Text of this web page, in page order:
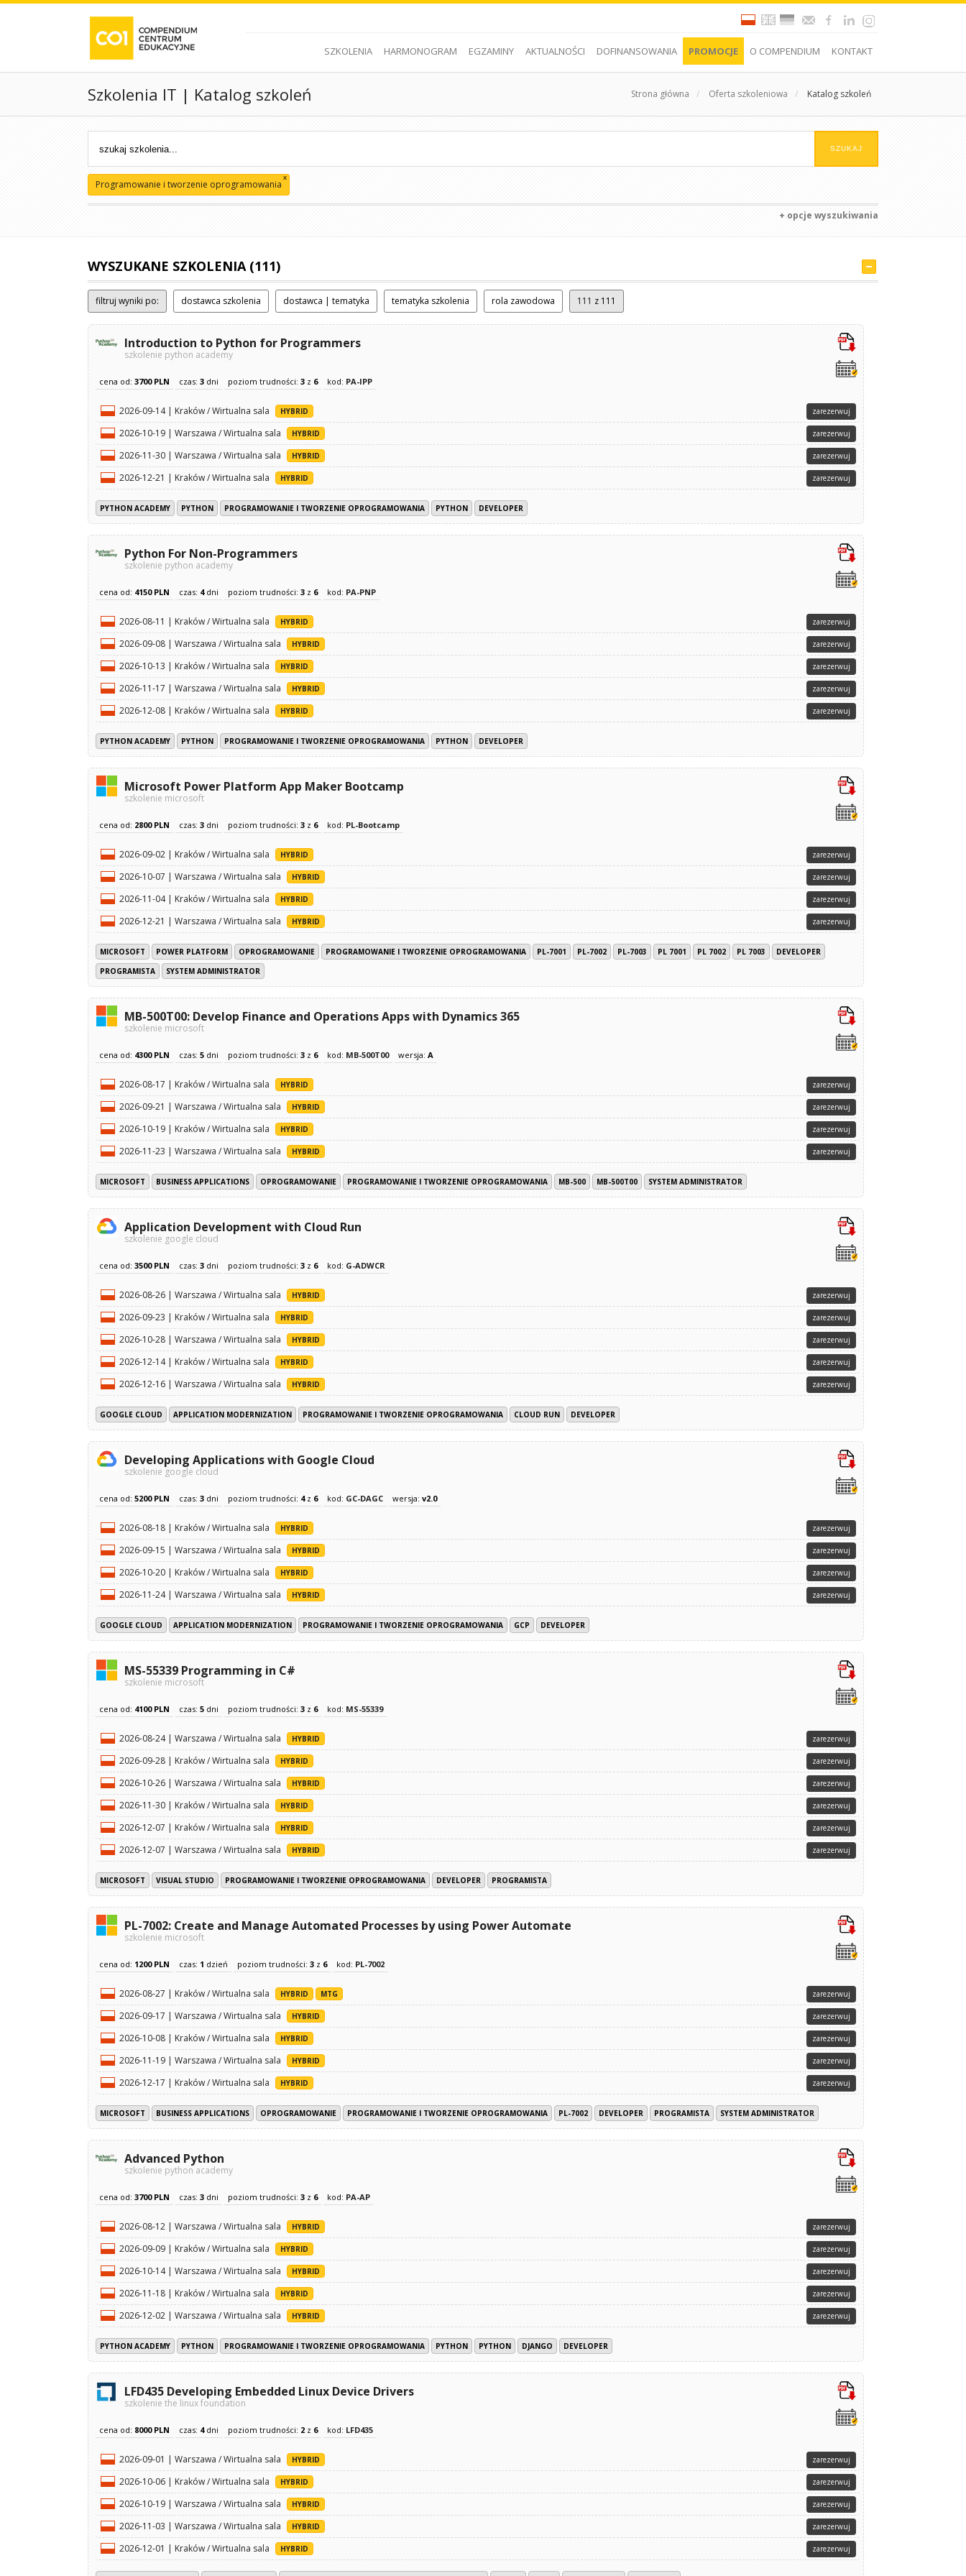
SZKOLENIA HARMONOGRAM EGZAMINY AKTUALNOŚCI DOFINANSOWANIA PROMOCJE O COMPENDIUM KONTAKT
Szkolenia IT | Katalog szkoleń Strona główna / Oferta szkoleniowa / Katalog szkoleń
Programowanie i tworzenie oprogramowania
x
+ opcje wyszukiwania
WYSZUKANE SZKOLENIA (111)
filtruj wyniki po: dostawca szkolenia dostawca | tematyka tematyka szkolenia rola zawodowa 111 z 111
Introduction to Python for Programmers
szkolenie python academy
cena od: 3700 PLN czas: 3 dni poziom trudności: 3 z 6 kod: PA-IPP
2026-09-14 | Kraków / Wirtualna sala HYBRID zarezerwuj
2026-10-19 | Warszawa / Wirtualna sala HYBRID zarezerwuj
2026-11-30 | Warszawa / Wirtualna sala HYBRID zarezerwuj
2026-12-21 | Kraków / Wirtualna sala HYBRID zarezerwuj
PYTHON ACADEMY PYTHON PROGRAMOWANIE I TWORZENIE OPROGRAMOWANIA PYTHON DEVELOPER
Python For Non-Programmers
szkolenie python academy
cena od: 4150 PLN czas: 4dni poziom trudności: 3 z 6 kod: PA-PNP
2026-08-11 | Kraków / Wirtualna sala HYBRID zarezerwuj
2026-09-08 | Warszawa / Wirtualna sala HYBRID zarezerwuj
2026-10-13 | Kraków / Wirtualna sala HYBRID zarezerwuj
2026-11-17 | Warszawa / Wirtualna sala HYBRID zarezerwuj
2026-12-08 | Kraków / Wirtualna sala HYBRID zarezerwuj
PYTHON ACADEMY PYTHON PROGRAMOWANIE I TWORZENIE OPROGRAMOWANIA PYTHON DEVELOPER
Microsoft Power Platform App Maker Bootcamp
szkolenie microsoft
cena od: 2800 PLN czas: 3 dni poziom trudności: 3 z 6 kod: PL-Bootcamp
2026-09-02 | Kraków / Wirtualna sala HYBRID zarezerwuj
2026-10-07 | Warszawa / Wirtualna sala HYBRID zarezerwuj
2026-11-04 | Kraków / Wirtualna sala HYBRID zarezerwuj
2026-12-21 | Warszawa / Wirtualna sala HYBRID zarezerwuj
MICROSOFT POWER PLATFORM OPROGRAMOWANIE PROGRAMOWANIE I TWORZENIE OPROGRAMOWANIA PL-7001 PL-7002 PL-7003 PL 7001 PL 7002 PL 7003
DEVELOPER
PROGRAMISTA
SYSTEM ADMINISTRATOR
MB-500T00: Develop Finance and Operations Apps with Dynamics 365
szkolenie microsoft
cena od: 4300 PLN czas: 5 dni poziom trudności: 3 z 6 kod: MB-500T00 wersja: A
2026-08-17 | Kraków / Wirtualna sala HYBRID zarezerwuj
2026-09-21 | Warszawa / Wirtualna sala HYBRID zarezerwuj
2026-10-19 | Kraków / Wirtualna sala HYBRID zarezerwuj
2026-11-23 | Warszawa / Wirtualna sala HYBRID zarezerwuj
MICROSOFT BUSINESS APPLICATIONS OPROGRAMOWANIE PROGRAMOWANIE I TWORZENIE OPROGRAMOWANIA MB-500 MB-500T00 SYSTEM ADMINISTRATOR
Application Development with Cloud Run
szkolenie google cloud
cena od: 3500 PLN czas: 3 dni poziom trudności: 3 z 6 kod: G-ADWCR
2026-08-26 | Warszawa / Wirtualna sala HYBRID zarezerwuj
2026-09-23 | Kraków / Wirtualna sala HYBRID zarezerwuj
2026-10-28 | Warszawa / Wirtualna sala HYBRID zarezerwuj
2026-12-14 | Kraków / Wirtualna sala HYBRID zarezerwuj
2026-12-16 | Warszawa / Wirtualna sala HYBRID zarezerwuj
GOOGLE CLOUD APPLICATION MODERNIZATION PROGRAMOWANIE I TWORZENIE OPROGRAMOWANIA CLOUD RUN DEVELOPER
Developing Applications with Google Cloud
szkolenie google cloud
cena od: 5200 PLN czas: 3 dni poziom trudności: 4z 6 kod: GC-DAGC wersja: v2.0
2026-08-18 | Kraków / Wirtualna sala HYBRID zarezerwuj
2026-09-15 | Warszawa / Wirtualna sala HYBRID zarezerwuj
2026-10-20 | Kraków / Wirtualna sala HYBRID zarezerwuj
2026-11-24 | Warszawa / Wirtualna sala HYBRID zarezerwuj
GOOGLE CLOUD APPLICATION MODERNIZATION PROGRAMOWANIE I TWORZENIE OPROGRAMOWANIA GCP DEVELOPER
MS-55339 Programming in C#
szkolenie microsoft
cena od: 4100 PLN czas: 5 dni poziom trudności: 3 z 6 kod: MS-55339
2026-08-24 | Warszawa / Wirtualna sala HYBRID zarezerwuj
2026-09-28 | Kraków / Wirtualna sala HYBRID zarezerwuj
2026-10-26 | Warszawa / Wirtualna sala HYBRID zarezerwuj
2026-11-30 | Kraków / Wirtualna sala HYBRID zarezerwuj
2026-12-07 | Kraków / Wirtualna sala HYBRID zarezerwuj
2026-12-07 | Warszawa / Wirtualna sala HYBRID zarezerwuj
MICROSOFT VISUAL STUDIO PROGRAMOWANIE I TWORZENIE OPROGRAMOWANIA DEVELOPER PROGRAMISTA
PL-7002: Create and Manage Automated Processes by using Power Automate
szkolenie microsoft
cena od: 1200 PLN czas: 1 dzień poziom trudności: 3 z 6 kod: PL-7002
2026-08-27 | Kraków / Wirtualna sala HYBRID MTG zarezerwuj
2026-09-17 | Warszawa / Wirtualna sala HYBRID zarezerwuj
2026-10-08 | Kraków / Wirtualna sala HYBRID zarezerwuj
2026-11-19 | Warszawa / Wirtualna sala HYBRID zarezerwuj
2026-12-17 | Kraków / Wirtualna sala HYBRID zarezerwuj
MICROSOFT BUSINESS APPLICATIONS OPROGRAMOWANIE PROGRAMOWANIE I TWORZENIE OPROGRAMOWANIA PL-7002 DEVELOPER PROGRAMISTA SYSTEM ADMINISTRATOR
Advanced Python
szkolenie python academy
cena od: 3700 PLN czas: 3 dni poziom trudności: 3 z 6 kod: PA-AP
2026-08-12 | Warszawa / Wirtualna sala HYBRID zarezerwuj
2026-09-09 | Kraków / Wirtualna sala HYBRID zarezerwuj
2026-10-14 | Warszawa / Wirtualna sala HYBRID zarezerwuj
2026-11-18 | Kraków / Wirtualna sala HYBRID zarezerwuj
2026-12-02 | Warszawa / Wirtualna sala HYBRID zarezerwuj
PYTHON ACADEMY PYTHON PROGRAMOWANIE I TWORZENIE OPROGRAMOWANIA PYTHON PYTHON DJANGO DEVELOPER
LFD435 Developing Embedded Linux Device Drivers
szkolenie the linux foundation
cena od: 8000 PLN czas: 4dni poziom trudności: 2 z 6 kod: LFD435
2026-09-01 | Warszawa / Wirtualna sala HYBRID zarezerwuj
2026-10-06 | Kraków / Wirtualna sala HYBRID zarezerwuj
2026-10-19 | Warszawa / Wirtualna sala HYBRID zarezerwuj
2026-11-03 | Warszawa / Wirtualna sala HYBRID zarezerwuj
2026-12-01 | Kraków / Wirtualna sala HYBRID zarezerwuj